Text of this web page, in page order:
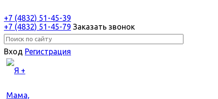
+7 (4832) 51-45-39
+7 (4832) 51-45-79 Заказать звонок
Вход Регистрация